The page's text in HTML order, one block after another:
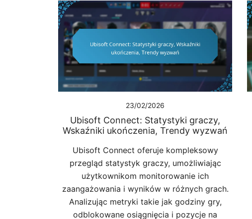
23/02/2026
Ubisoft Connect: Statystyki graczy,
Wskaźniki ukończenia, Trendy wyzwań
Ubisoft Connect oferuje kompleksowy
przegląd statystyk graczy, umożliwiając
użytkownikom monitorowanie ich
zaangażowania i wyników w różnych grach.
Analizując metryki takie jak godziny gry,
odblokowane osiągnięcia i pozycje na